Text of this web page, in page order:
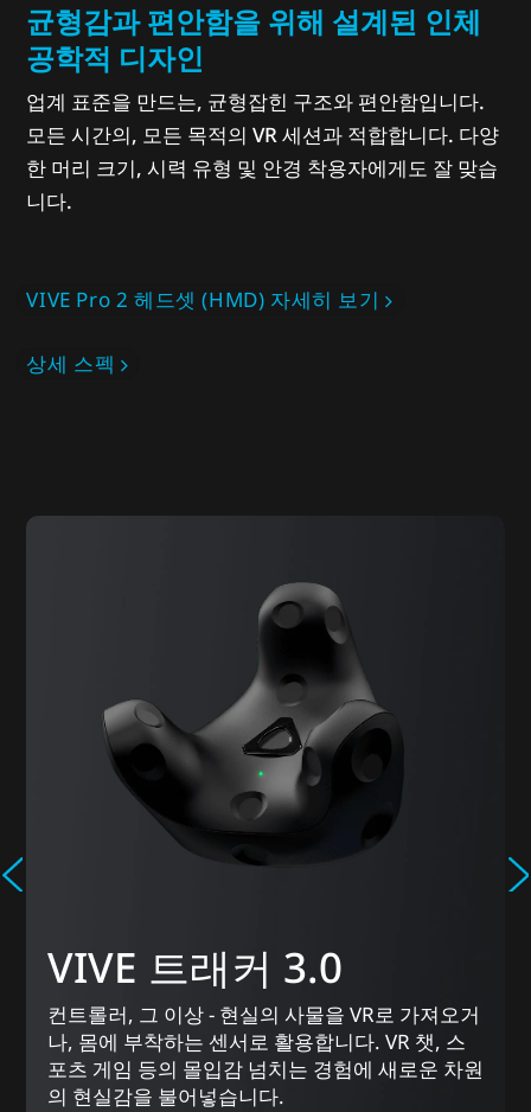
균형감과 편안함을 위해 설계된 인체
공학적 디자인
업계 표준을 만드는, 균형잡힌 구조와 편안함입니다.
모든 시간의, 모든 목적의 VR 세션과 적합합니다. 다양
한 머리 크기, 시력 유형 및 안경 착용자에게도 잘 맞습
니다.
VIVE Pro 2 헤드셋 (HMD) 자세히 보기
상세 스펙
VIVE 트래커 3.0
컨트롤러, 그 이상 - 현실의 사물을 VR로 가져오거
나, 몸에 부착하는 센서로 활용합니다. VR 챗, 스
포츠 게임 등의 몰입감 넘치는 경험에 새로운 차원
의 현실감을 불어넣습니다.